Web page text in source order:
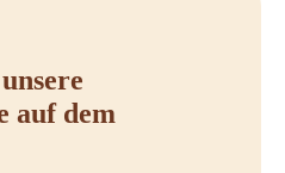
auf dem